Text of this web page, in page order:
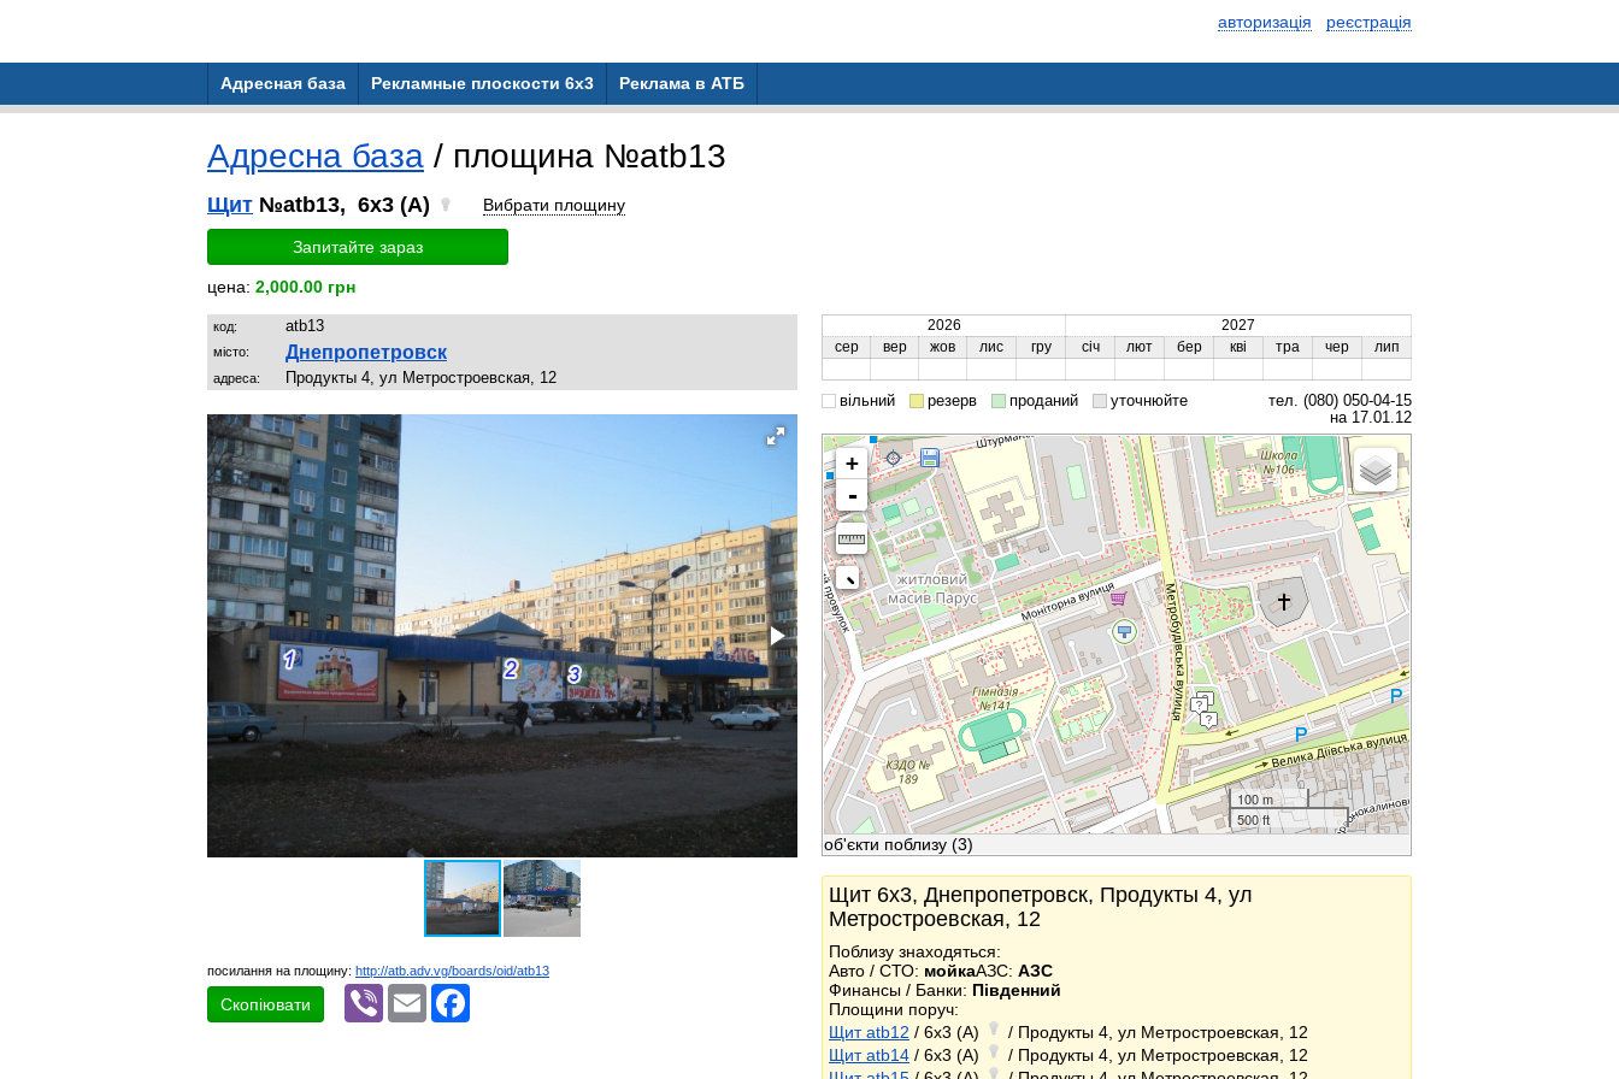
авторизація реєстрація
Адресная база Рекламные плоскости 6x3 Реклама в АТБ
Адресна база / площина №atb13
Щит №atb13, 6x3 (A) Вибрати площину
Запитайте зараз
цена: 2,000.00 грн
код: atb13
місто: Днепропетровск
адреса: Продукты 4, ул Метростроевская, 12
посилання на площину: http://atb.adv.vg/boards/oid/atb13
Скопіювати
Viber Email
2026
2027
сер
вер жов лис гру січ лют бер кві тра чер лип
вільний резерв проданий уточнюйте
тел. (080) 050-04-15
на 17.01.12
+
-
100 m
500 ft
об'єкти поблизу (3)
Щит 6x3, Днепропетровск, Продукты 4, ул
Метростроевская, 12
Поблизу знаходяться:
Авто / СТО: мойкаАЗС: АЗС
Финансы / Банки: Південний
Площини поруч:
Щит atb12 / 6x3 (A)
/ Продукты 4, ул Метростроевская, 12
Щит atb14 / 6x3 (A)
/ Продукты 4, ул Метростроевская, 12